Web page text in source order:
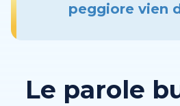
peggiore vien
Le parole